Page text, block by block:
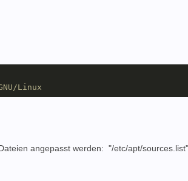
Linux
angepasst werden: "/etc/apt/